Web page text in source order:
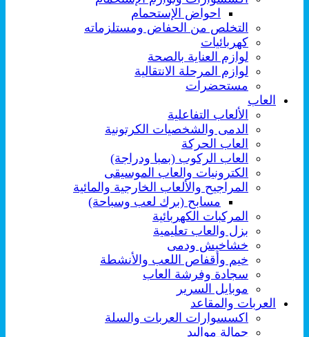
احواض الإستحمام
التخلص من الحفاض ومستلزماته
كهربائيات
لوازم العناية بالصحة
لوازم المرحلة الانتقالية
مستحضرات
العاب
الألعاب التفاعلية
الدمى والشخصيات الكرتونية
العاب الحركة
العاب الركوب (بمبا ودراجة)
الكترونيات والعاب الموسيقى
المراجيح والألعاب الخارجية والمائية
مسابح (برك لعب وسباحة)
المركبات الكهربائية
بزل والعاب تعليمية
خشاخيش ودمى
خيم وأقفاص اللعب والأنشطة
سجادة وفرشة العاب
موبايل السرير
العربات والمقاعد
اكسسوارات العربات والسلة
حمالة مواليد